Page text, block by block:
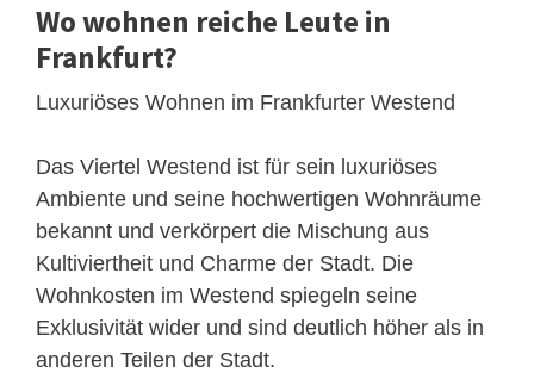
Wo wohnen reiche Leute in
Frankfurt?
Luxuriöses Wohnen im Frankfurter Westend
Das Viertel Westend ist für sein luxuriöses
Ambiente und seine hochwertigen Wohnräume
bekannt und verkörpert die Mischung aus
Kultiviertheit und Charme der Stadt. Die
Wohnkosten im Westend spiegeln seine
Exklusivität wider und sind deutlich höher als in
anderen Teilen der Stadt.